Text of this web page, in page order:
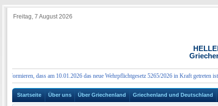
Freitag, 7 August 2026
dass am 10.01.2026 das neue Wehrpflichtgesetz 5265/2026 in Kraft getreten ist,
Startseite Über uns Über Griechenland Griechenland und Deutschland